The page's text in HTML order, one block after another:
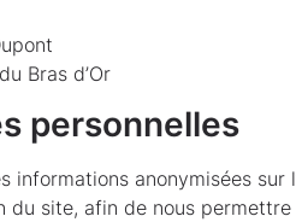
Bras d’Or
personnelles
informations anonymisées
du site, afin de nous